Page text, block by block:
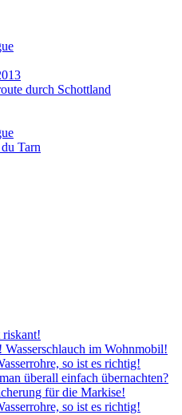
durch Schottland
Tarn
im Wohnmobil!
so ist es richtig!
überall einfach übernachten?
für die Markise!
so ist es richtig!